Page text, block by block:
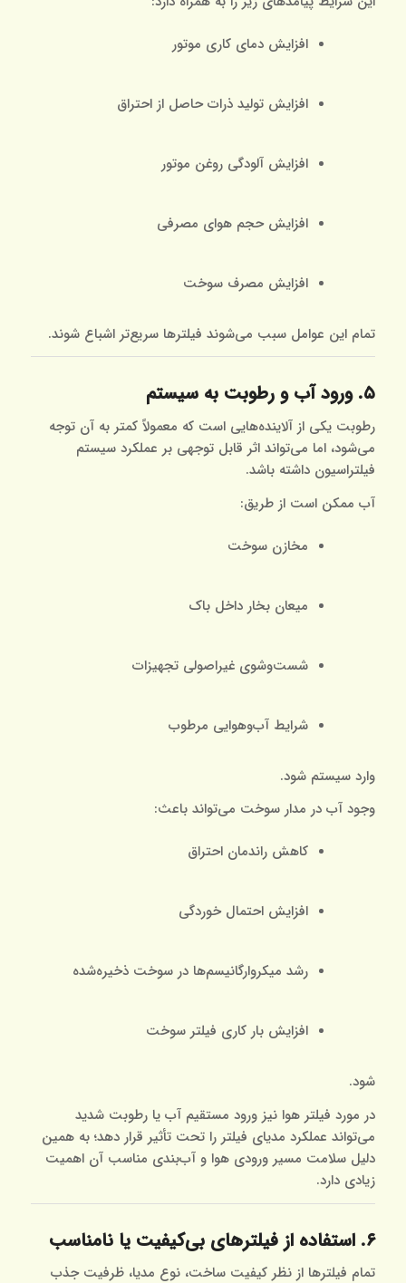
افزایش دمای کاری موتور
افزایش تولید ذرات حاصل از احتراق
افزایش آلودگی روغن موتور
افزایش حجم هوای مصرفی
افزایش مصرف سوخت
تمام این عوامل سبب می‌شوند فیلترها سریع‌تر اشباع شوند.
۵. ورود آب و رطوبت به سیستم
رطوبت یکی از آلاینده‌هایی است که معمولاً کمتر به آن توجه
می‌شود، اما می‌تواند اثر قابل توجهی بر عملکرد سیستم
فیلتراسیون داشته باشد.
آب ممکن است از طریق:
مخازن سوخت
میعان بخار داخل باک
شست‌وشوی غیراصولی تجهیزات
شرایط آب‌وهوایی مرطوب
وارد سیستم شود.
وجود آب در مدار سوخت می‌تواند باعث:
کاهش راندمان احتراق
افزایش احتمال خوردگی
رشد میکروارگانیسم‌ها در سوخت ذخیره‌شده
افزایش بار کاری فیلتر سوخت
شود.
در مورد فیلتر هوا نیز ورود مستقیم آب یا رطوبت شدید
می‌تواند عملکرد مدیای فیلتر را تحت تأثیر قرار دهد؛ به همین
دلیل سلامت مسیر ورودی هوا و آب‌بندی مناسب آن اهمیت
زیادی دارد.
۶. استفاده از فیلترهای بی‌کیفیت یا نامناسب
تمام فیلترها از نظر کیفیت ساخت، نوع مدیا، ظرفیت جذب